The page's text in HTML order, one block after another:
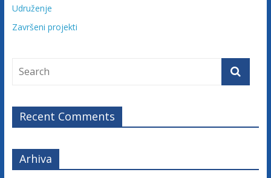
Udruženje
Završeni projekti
Recent Comments
Arhiva